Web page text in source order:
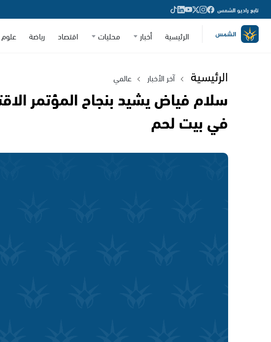
تابع راديو الشمس
الرئيسية أخبار محليات اقتصاد رياضة علوم
الرئيسية آخر الأخبار عالمي
سلام فياض يشيد بنجاح المؤتمر
في بيت لحم